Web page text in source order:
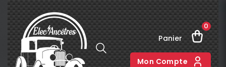
Panier
0
Mon Compte